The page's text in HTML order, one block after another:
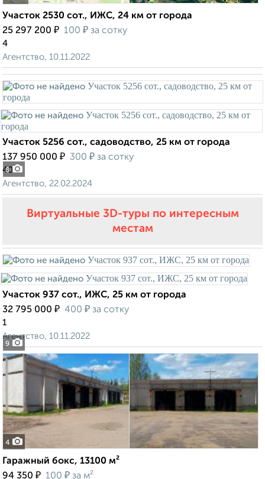
Участок 2530 сот., ИЖС, 24 км от города
25 297 200 ₽ 100 ₽ за сотку
4
Агентство, 10.11.2022
8
Участок 5256 сот., садоводство, 25 км от города
137 950 000 ₽ 300 ₽ за сотку
40
Агентство, 22.02.2024
Виртуальные 3D-туры по интересным
местам
9
Участок 937 сот., ИЖС, 25 км от города
32 795 000 ₽ 400 ₽ за сотку
1
Агентство, 10.11.2022
4
Гаражный бокс, 13100 м²
94 350 ₽ 100 ₽ за м²